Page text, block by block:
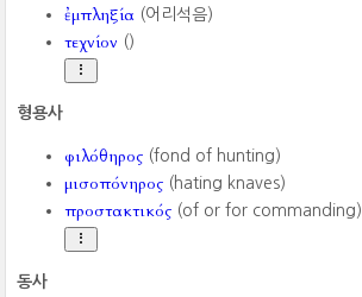
ἐμπληξία (어리석음)
τεχνίον ()
형용사
φιλόθηρος (fond of hunting)
μισοπόνηρος (hating knaves)
προστακτικός (of or for commanding)
동사